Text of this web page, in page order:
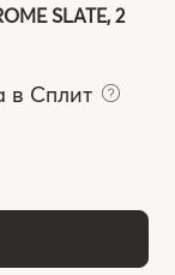
SLATE, 2
в Сплит